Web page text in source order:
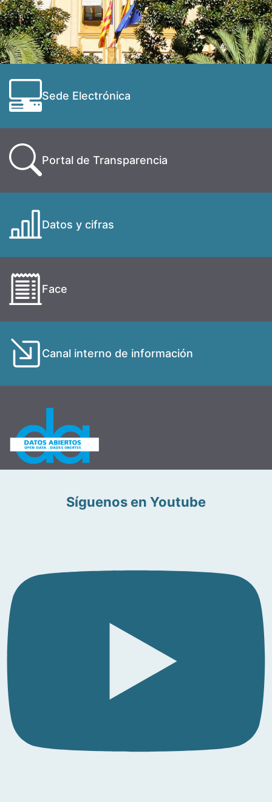
Sede Electrónica
Portal de Transparencia
Datos y cifras
Face
Canal interno de información
Síguenos en Youtube